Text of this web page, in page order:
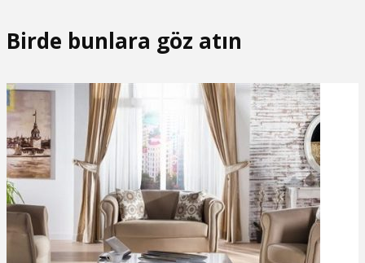
Birde bunlara göz atın